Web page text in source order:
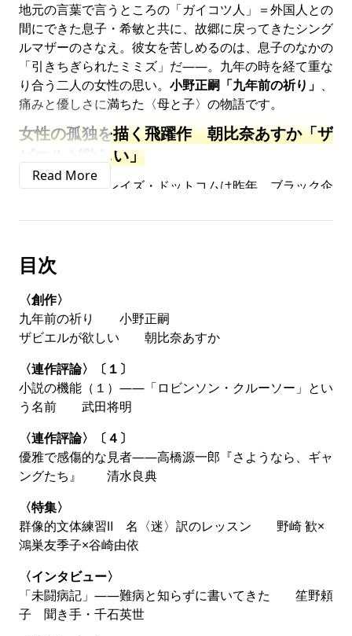
地元の言葉で言うところの「ガイコツ人」＝外国人との
間にできた息子・希敏と共に、故郷に戻ってきたシング
ルマザーのさなえ。彼女を苦しめるのは、息子のなかの
「引きちぎられたミミズ」だ――。九年の時を経て重な
り合う二人の女性の思い。 小野正嗣「九年前の祈り」 、
痛みと優しさに満ちた〈母と子〉の物語です。
女性の孤独を描く飛躍作 朝比奈あすか「ザ
ビエルが欲しい」
新進ＩＴ企業クレイズ・ドットコムは昨年、ブラック企
た志帆子は、その噂を払拭しつつ有能な人材を確保しよ
い」、注目の作家・
ーカツ”を描きます。
連作評論 小説の機能（１）
近代小説の原型とも呼ばれるダニエル・デフォーの『ロ
ビンソン・クルーソー』。その中には、「クロイツナー
エル」、「ボブ」、「クルーソー・ロビンソン」といっ
た変名がはびこっている――。 武田将明「『ロビンソ
ン・クルーソー』という名前」
人に体験させる世界のありようを解き明かす画期的評論
です。
清水良典のデビュー小説論
一郎
ひたひたと胸底を浸していく悲哀のリリシズムにあふれ
た、高橋源一郎のデビュー作
ち』。妻子との別れや“書けない苦しみ”を描いた本作
を、作家自身の年表とともに辿ります。 清水良典 のデビ
ュー小説論、第四回は
目次
〈創作〉
九年前の祈り 小野正嗣
ザビエルが欲しい 朝比奈あすか
〈連作評論〉〔１〕
小説の機能（１）――「ロビンソン・クルーソー」とい
う名前 武田将明
〈連作評論〉〔４〕
優雅で感傷的な見者――高橋源一郎『さようなら、ギャ
ングたち』 清水良典
〈特集〉
群像的文体練習Ⅱ 名〈迷〉訳のレッスン 野崎 歓×
鴻巣友季子×谷崎由依
〈インタビュー〉
「未闘病記」――難病と知らずに書いてきた 笙野頼
子 聞き手・千石英世